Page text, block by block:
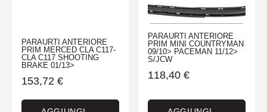
PARAURTI ANTERIORE
PRIM MERCED CLA C117-
CLA C117 SHOOTING
BRAKE 01/13>
153,72 €
PARAURTI ANTERIORE
PRIM MINI COUNTRYMAN
09/10> PACEMAN 11/12>
S/JCW
118,40 €